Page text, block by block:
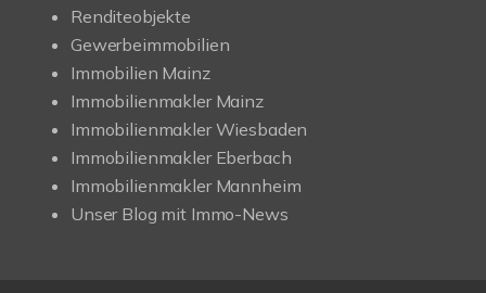
Renditeobjekte
Gewerbeimmobilien
Immobilien Mainz
Immobilienmakler Mainz
Immobilienmakler Wiesbaden
Immobilienmakler Eberbach
Immobilienmakler Mannheim
Unser Blog mit Immo-News